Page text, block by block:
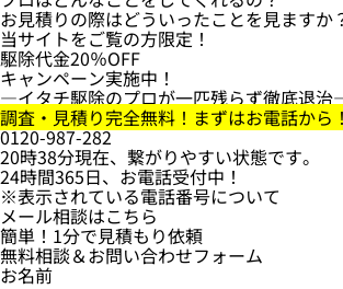
お見積りの際はどういったことを見ますか
当サイトをご覧の方限定！
駆除代金20％OFF
キャンペーン実施中！
―イタチ駆除のプロが一匹残らず徹底退
調査・見積り完全無料！まずはお電話から！
0120-987-282
20時38分現在、繋がりやすい状態です。
24時間365日、お電話受付中！
※表示されている電話番号について
メール相談はこちら
簡単！1分で見積もり依頼
無料相談＆お問い合わせフォーム
お名前